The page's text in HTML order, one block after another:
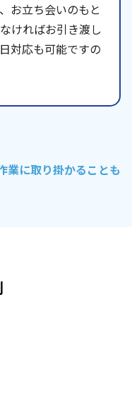
お立ち会いのもと
ければお引き渡し
対応も可能ですの
業に取り掛かることも